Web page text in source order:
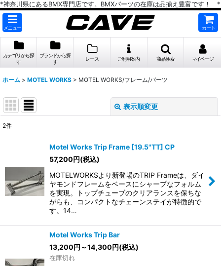
*神奈川県にあるBMX専門店です。BMXパーツの在庫は品揃え豊富です！ *
メニュー カート
カテゴリから探
す
ブランドから探
す
レース ご利用案内 商品検索 マイページ
ホーム > MOTEL WORKS > MOTEL WORKS/フレーム/パーツ
表示順変更
並び順:
絞り込む
2件
Motel Works Trip Frame [19.5"TT] CP
57,200円(税込)
MOTELWORKSより新登場のTRIP Frameは、ダイ
ヤモンドフレームをベースにシャープなフォルム
を実現。トップチューブのクリアランスを保ちな
がらも、コンパクトなチェーンステイが特徴的で
す。14…
Motel Works Trip Bar
13,200円 ～14,300円(税込)
在庫切れ